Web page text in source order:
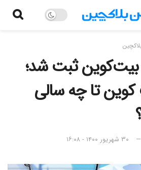
بلاک ۷۰۰،۰۰۰ بیت‌کوین ثبت شد؛
تا چه سالی
۳۰ شهریور ۱۴۰۰ - ۱۶:۰۸